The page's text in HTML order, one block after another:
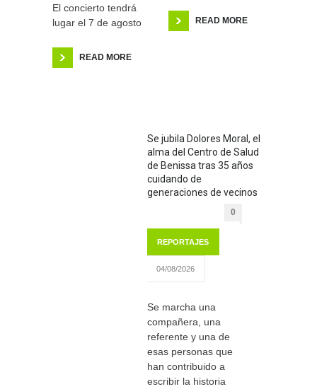
El concierto tendrá
lugar el 7 de agosto
READ MORE
READ MORE
Se jubila Dolores Moral, el
alma del Centro de Salud
de Benissa tras 35 años
cuidando de
generaciones de vecinos
0
REPORTAJES
04/08/2026
Se marcha una
compañera, una
referente y una de
esas personas que
han contribuido a
escribir la historia